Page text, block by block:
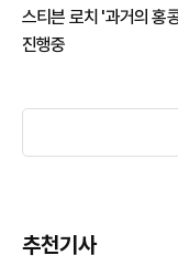
스티븐 로치 '과거의 홍
진행중
추천기사